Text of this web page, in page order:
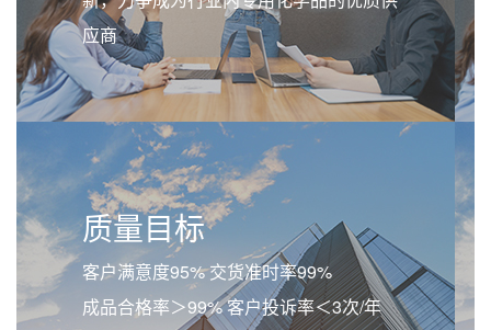
应商
质量目标
客户满意度95% 交货准时率99%
成品合格率＞99% 客户投诉率＜3次/年